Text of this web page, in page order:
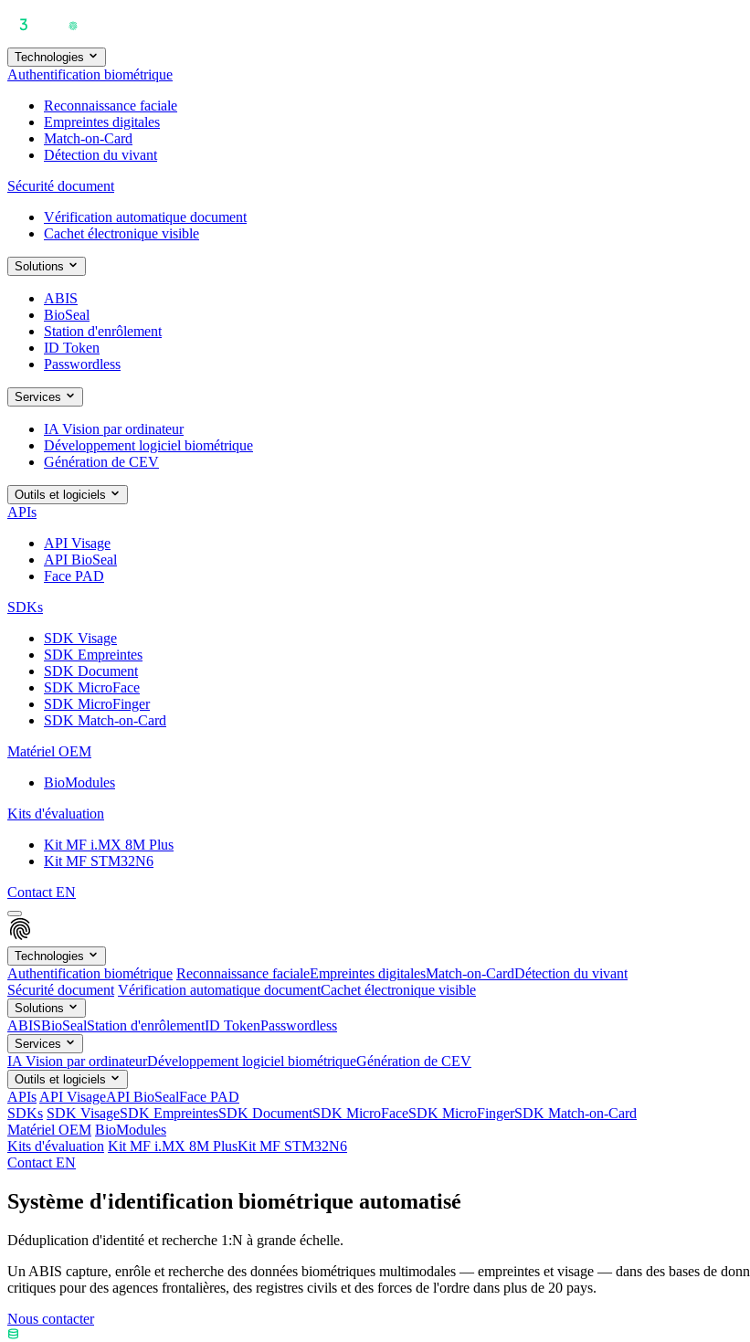
Technologies
Authentification biométrique
Reconnaissance faciale
Empreintes digitales
Match-on-Card
Détection du vivant
Sécurité document
Vérification automatique document
Cachet électronique visible
Solutions
ABIS
BioSeal
Station d'enrôlement
ID Token
Passwordless
Services
IA Vision par ordinateur
Développement logiciel biométrique
Génération de CEV
Outils et logiciels
APIs
API Visage
API BioSeal
Face PAD
SDKs
SDK Visage
SDK Empreintes
SDK Document
SDK MicroFace
SDK MicroFinger
SDK Match-on-Card
Matériel OEM
BioModules
Kits d'évaluation
Kit MF i.MX 8M Plus
Kit MF STM32N6
Contact EN
Technologies
Authentification biométrique Reconnaissance facialeEmpreintes digitalesMatch-on-CardDétection du vivant
Sécurité document Vérification automatique documentCachet électronique visible
Solutions
ABISBioSealStation d'enrôlementID TokenPasswordless
Services
IA Vision par ordinateurDéveloppement logiciel biométriqueGénération de CEV
Outils et logiciels
APIs API VisageAPI BioSealFace PAD
SDKs SDK VisageSDK EmpreintesSDK DocumentSDK MicroFaceSDK MicroFingerSDK Match-on-Card
Matériel OEM BioModules
Kits d'évaluation Kit MF i.MX 8M PlusKit MF STM32N6
Contact EN
Système d'identification biométrique automatisé
Déduplication d'identité et recherche 1:N à grande échelle.
Un ABIS capture, enrôle et recherche des données biométriques multimodales — empreintes et visage — dans des bases de
critiques pour des agences frontalières, des registres civils et des forces de l'ordre dans plus de 20 pays.
Nous contacter